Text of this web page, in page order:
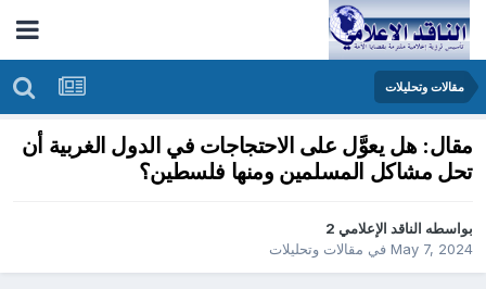
مقالات وتحليلات
مقال: هل يعوَّل على الاحتجاجات في الدول الغربية أن
تحل مشاكل المسلمين ومنها فلسطين؟
بواسطهالناقد الإعلامي 2
May 7, 2024في مقالات وتحليلات